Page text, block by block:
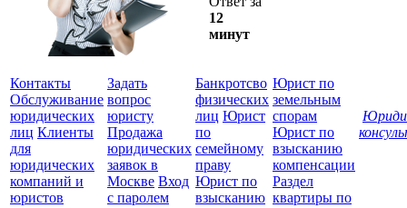
12
минут
Контакты
Обслуживание
юридических
лиц Клиенты
для
юридических
компаний и
юристов
Задать
вопрос
юристу
Продажа
юридических
заявок в
Москве Вход
с паролем
Банкротсво
физических
лиц Юрист
по
семейному
праву
Юрист по
взысканию
Юрист по
земельным
спорам
Юрист по
взысканию
компенсации
Раздел
квартиры по